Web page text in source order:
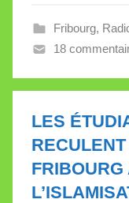
Fribourg,
18
LES
FRIBOURG